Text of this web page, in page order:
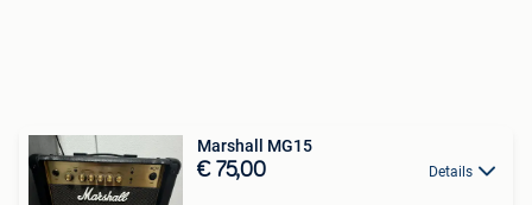
Marshall MG15
€ 75,00 Details